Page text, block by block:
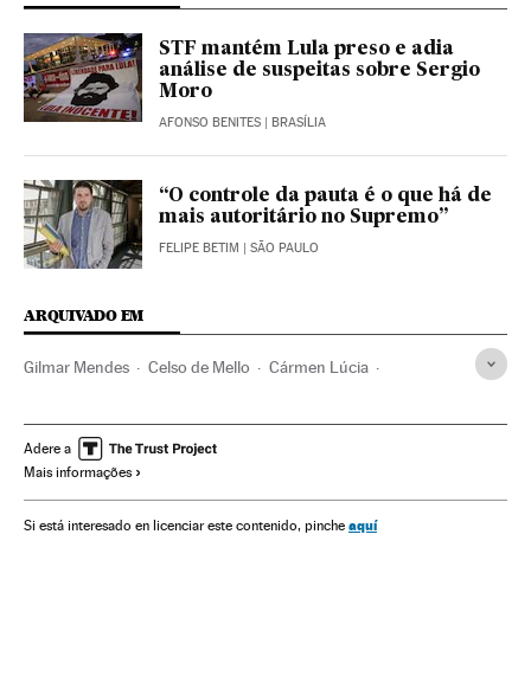
STF mantém Lula preso e adia
análise de suspeitas sobre Sergio
Moro
AFONSO BENITES | BRASÍLIA
“O controle da pauta é o que há de
mais autoritário no Supremo”
FELIPE BETIM | SÃO PAULO
ARQUIVADO EM
Gilmar Mendes Celso de Mello Cármen Lúcia
Luiz Inácio Lula da Silva Operação Lava Jato
Sergio Moro
Tribunais Corrupção política Brasil Poder judicial
Adere a
Mais informações
Si está interesado en licenciar este contenido, pinche aquí